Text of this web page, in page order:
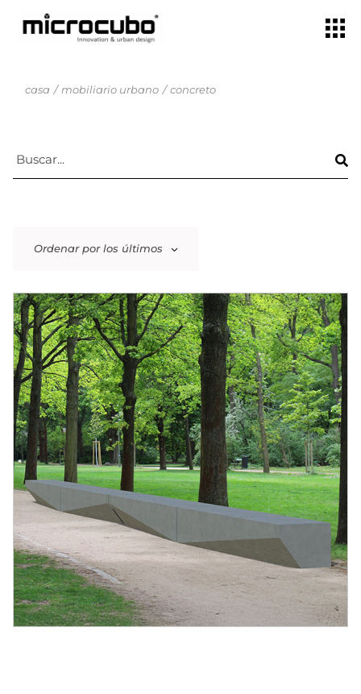
casa mobiliario urbano concreto
Ordenar por los últimos